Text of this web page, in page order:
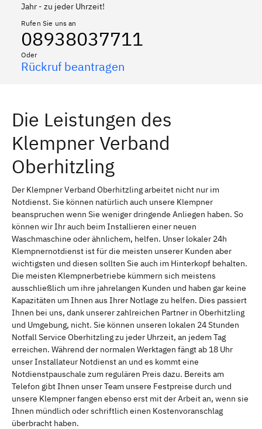
Jahr - zu jeder Uhrzeit!
Rufen Sie uns an
08938037711
Oder
Rückruf beantragen
Die Leistungen des
Klempner Verband
Oberhitzling
Der Klempner Verband Oberhitzling arbeitet nicht nur im
Notdienst. Sie können natürlich auch unsere Klempner
beanspruchen wenn Sie weniger dringende Anliegen haben. So
können wir Ihr auch beim Installieren einer neuen
Waschmaschine oder ähnlichem, helfen. Unser lokaler 24h
Klempnernotdienst ist für die meisten unserer Kunden aber
wichtigsten und diesen sollten Sie auch im Hinterkopf behalten.
Die meisten Klempnerbetriebe kümmern sich meistens
ausschließlich um ihre jahrelangen Kunden und haben gar keine
Kapazitäten um Ihnen aus Ihrer Notlage zu helfen. Dies passiert
Ihnen bei uns, dank unserer zahlreichen Partner in Oberhitzling
und Umgebung, nicht. Sie können unseren lokalen 24 Stunden
Notfall Service Oberhitzling zu jeder Uhrzeit, an jedem Tag
erreichen. Während der normalen Werktagen fängt ab 18 Uhr
unser Installateur Notdienst an und es kommt eine
Notdienstpauschale zum regulären Preis dazu. Bereits am
Telefon gibt Ihnen unser Team unsere Festpreise durch und
unsere Klempner fangen ebenso erst mit der Arbeit an, wenn sie
Ihnen mündlich oder schriftlich einen Kostenvoranschlag
überbracht haben.